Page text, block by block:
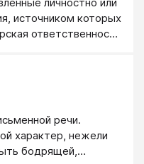
источником которых
ответственность
речи.
характер, нежели
бодрящей,